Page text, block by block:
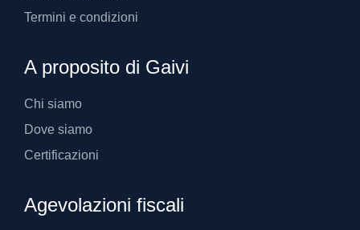
Termini e condizioni
A proposito di Gaivi
Chi siamo
Dove siamo
Certificazioni
Agevolazioni fiscali